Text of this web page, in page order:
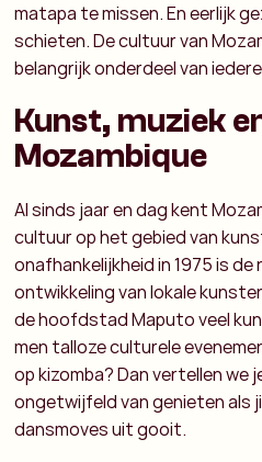
matapa te missen. En eerlijk
schieten. De cultuur van
belangrijk onderdeel van
Kunst, muziek
Mozambique
Al sinds jaar en dag kent
cultuur op het gebied van
onafhankelijkheid in 1975 is
ontwikkeling van lokale
de hoofdstad Maputo veel
men talloze culturele
op kizomba? Dan vertellen we
ongetwijfeld van genieten als
dansmoves uit gooit.